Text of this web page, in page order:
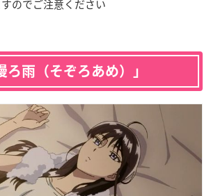
のでご注意ください
雨（そぞろあめ）」